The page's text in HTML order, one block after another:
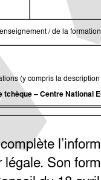
/ de la
(y compris la
tchèque– Centre National
légale. Son